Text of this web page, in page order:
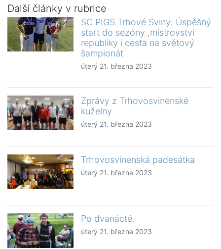
Další články v rubrice
SC PIGS Trhové Sviny: Úspěšný
start do sezóny ,mistrovství
republiky i cesta na světový
šampionát
úterý 21. března 2023
Zprávy z Trhovosvinenské
kuželny
úterý 21. března 2023
Trhovosvinenská padesátka
úterý 21. března 2023
Po dvanácté.
úterý 21. března 2023